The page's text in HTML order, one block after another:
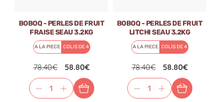
BOBOQ - PERLES DE FRUIT
FRAISE SEAU 3.2KG
A LA PIECE COLIS DE 4
78.40€ 58.80€
BOBOQ - PERLES DE FRUIT
LITCHI SEAU 3.2KG
A LA PIECE COLIS DE 4
78.40€ 58.80€